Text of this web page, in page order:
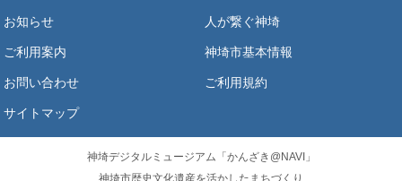
お知らせ 人が繋ぐ神埼
ご利用案内 神埼市基本情報
お問い合わせ ご利用規約
サイトマップ
神埼デジタルミュージアム「かんざき@NAVI」
神埼市歴史文化遺産を活かしたまちづくり